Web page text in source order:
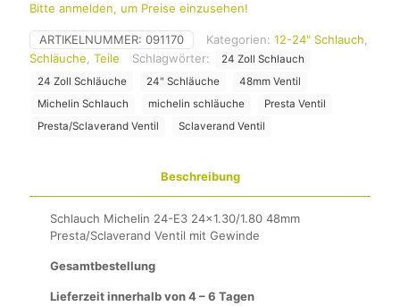
Bitte anmelden, um Preise einzusehen!
ARTIKELNUMMER: 091170 Kategorien: 12-24" Schlauch
Schläuche Teile Schlagwörter:
24 Zoll Schlauch
24 Zoll Schläuche
24" Schläuche
48mm Ventil
Michelin Schlauch
michelin schläuche
Presta Ventil
Presta/Sclaverand Ventil
Sclaverand Ventil
Beschreibung
Schlauch Michelin 24-E3 24×1.30/1.80 48mm
Presta/Sclaverand Ventil mit Gewinde
Gesamtbestellung
Lieferzeit innerhalb von 4 – 6 Tagen